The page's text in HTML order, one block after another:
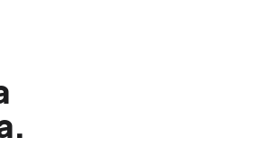
.